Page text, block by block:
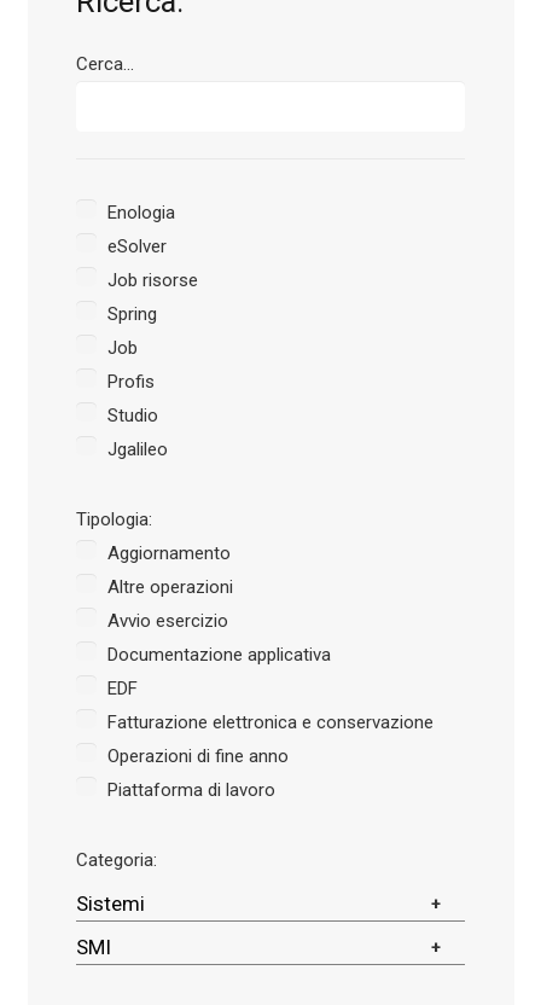
Cerca...
Enologia
eSolver
Job risorse
Spring
Job
Profis
Studio
Jgalileo
Tipologia:
Aggiornamento
Altre operazioni
Avvio esercizio
Documentazione applicativa
EDF
Fatturazione elettronica e conservazione
Operazioni di fine anno
Piattaforma di lavoro
Categoria:
Sistemi
SMI